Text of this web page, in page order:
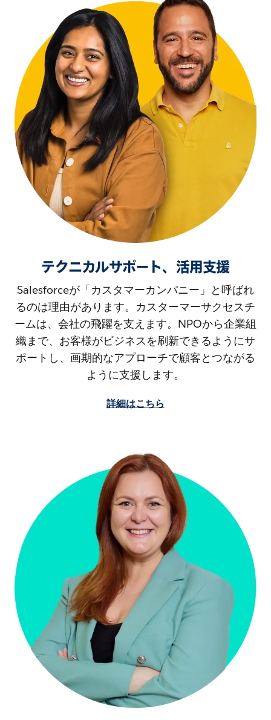
テクニカルサポート、活用支援
Salesforceが「カスタマーカンパニー」と呼ばれ
るのは理由があります。カスターマーサクセスチ
ームは、会社の飛躍を支えます。NPOから企業組
織まで、お客様がビジネスを刷新できるようにサ
ポートし、画期的なアプローチで顧客とつながる
ように支援します。
詳細はこちら